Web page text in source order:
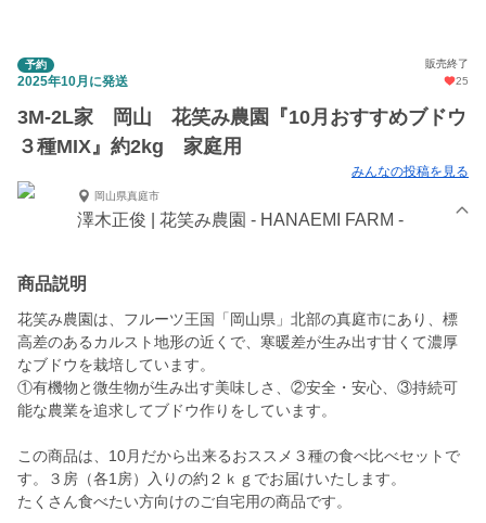
予約 販売終了
2025年10月に発送 25
3M-2L家 岡山 花笑み農園『10月おすすめブドウ
３種MIX』約2kg 家庭用
みんなの投稿を見る
岡山県真庭市
澤木正俊 | 花笑み農園 - HANAEMI FARM -
商品説明
花笑み農園は、フルーツ王国「岡山県」北部の真庭市にあり、標
高差のあるカルスト地形の近くで、寒暖差が生み出す甘くて濃厚
なブドウを栽培しています。
①有機物と微生物が生み出す美味しさ、②安全・安心、③持続可
能な農業を追求してブドウ作りをしています。
この商品は、10月だから出来るおススメ３種の食べ比べセットで
す。３房（各1房）入りの約２ｋｇでお届けいたします。
たくさん食べたい方向けのご自宅用の商品です。